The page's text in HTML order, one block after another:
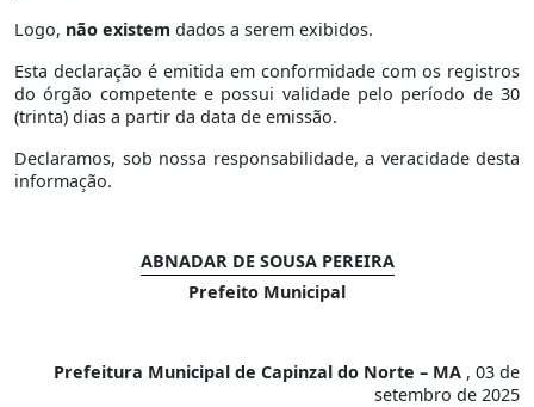
Logo, não existem dados a serem exibidos.
Esta declaração é emitida em conformidade com os registros
do órgão competente e possui validade pelo período de 30
(trinta) dias a partir da data de emissão.
Declaramos, sob nossa responsabilidade, a veracidade desta
informação.
ABNADAR DE SOUSA PEREIRA
Prefeito Municipal
Prefeitura Municipal de Capinzal do Norte – MA , 03 de
setembro de 2025